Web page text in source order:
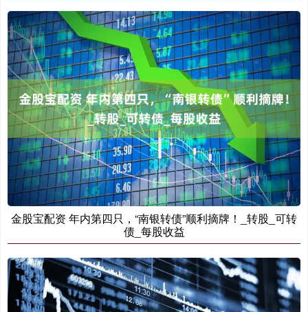
金股宝配资 年内第四只，“南银转债”顺利摘牌！_转股_可转
债_每股收益